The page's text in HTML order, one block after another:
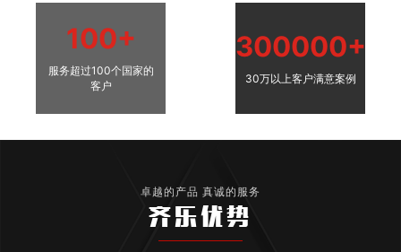
100+
服务超过100个国家的
客户
300000+
30万以上客户满意案例
卓越的产品 真诚的服务
齐乐优势